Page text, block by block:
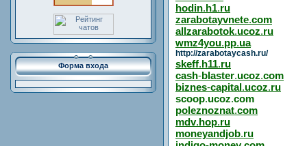
Форма входа
hodin.h1.ru
zarabotayvnete.com
allzarabotok.ucoz.ru
wmz4you.pp.ua
http://zarabotaycash.ru/
skeff.h11.ru
cash-blaster.ucoz.com
biznes-capital.ucoz.ru
scoop.ucoz.com
poleznoznat.com
mdv.hop.ru
moneyandjob.ru